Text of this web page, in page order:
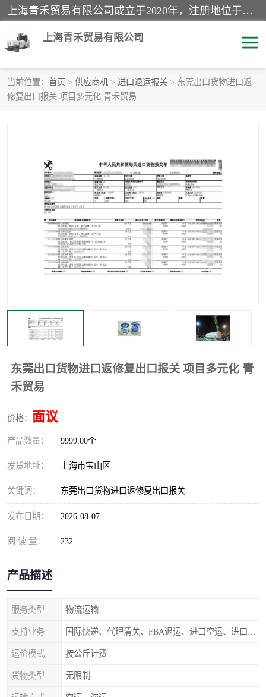
上海青禾贸易有限公司成立于2020年，注册地位于上海市宝山区。经营范围包括：机械设备、五金制品、劳防用品、电子产品、塑胶制品、家具、模具、纺织品、仪器仪表、建筑材料、装饰材料、化工产品、金属制品、机车配件等货物进出口报关、清关服务。
上海青禾贸易有限公司
当前位置： 首页 > 供应商机 > 进口退运报关 > 东莞出口货物进口返
修复出口报关 项目多元化 青禾贸易
东莞出口货物进口返修复出口报关 项目多元化 青
禾贸易
价格： 面议
产品数量： 9999.00个
发货地址： 上海市宝山区
关键词： 东莞出口货物进口返修复出口报关
发布日期： 2026-08-07
阅 读 量： 232
产品描述
服务类型 物流运输
支持业务
运价模式 按公斤计费
货物类型 无限制
酒类饮料报关
快递清关 进口杂货清关
家用电器报关 机床进口清关
国际灯具清关